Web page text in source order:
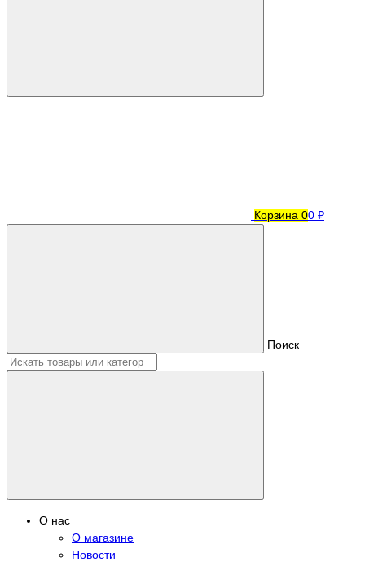
Корзина 00 ₽
Поиск
О нас
О магазине
Новости